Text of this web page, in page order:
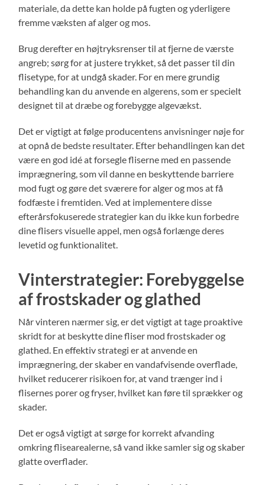
materiale, da dette kan holde på fugten og yderligere
fremme væksten af alger og mos.
Brug derefter en højtryksrenser til at fjerne de værste
angreb; sørg for at justere trykket, så det passer til din
flisetype, for at undgå skader. For en mere grundig
behandling kan du anvende en algerens, som er specielt
designet til at dræbe og forebygge algevækst.
Det er vigtigt at følge producentens anvisninger nøje for
at opnå de bedste resultater. Efter behandlingen kan det
være en god idé at forsegle fliserne med en passende
imprægnering, som vil danne en beskyttende barriere
mod fugt og gøre det sværere for alger og mos at få
fodfæste i fremtiden. Ved at implementere disse
efterårsfokuserede strategier kan du ikke kun forbedre
dine flisers visuelle appel, men også forlænge deres
levetid og funktionalitet.
Vinterstrategier: Forebyggelse
af frostskader og glathed
Når vinteren nærmer sig, er det vigtigt at tage proaktive
skridt for at beskytte dine fliser mod frostskader og
glathed. En effektiv strategi er at anvende en
imprægnering, der skaber en vandafvisende overflade,
hvilket reducerer risikoen for, at vand trænger ind i
flisernes porer og fryser, hvilket kan føre til sprækker og
skader.
Det er også vigtigt at sørge for korrekt afvanding
omkring flisearealerne, så vand ikke samler sig og skaber
glatte overflader.